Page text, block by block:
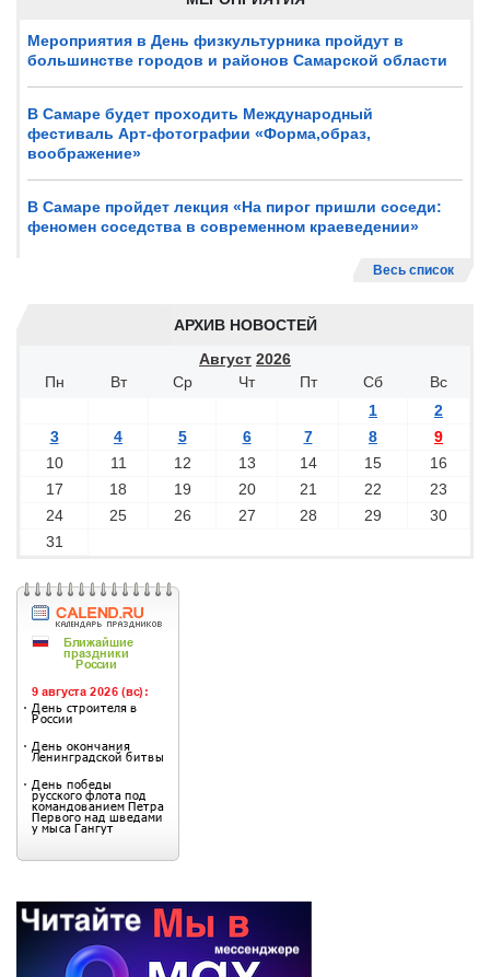
Мероприятия в День физкультурника пройдут в
большинстве городов и районов Самарской области
В Самаре будет проходить Международный
фестиваль Арт-фотографии «Форма,образ,
воображение»
В Самаре пройдет лекция «На пирог пришли соседи:
феномен соседства в современном краеведении»
Весь список
АРХИВ НОВОСТЕЙ
Август 2026
Пн
Вт Ср Чт Пт Сб
Вс
1
2
3
4 5 6 7 8
9
10
11 12 13 14 15
16
17
18 19 20 21 22
23
24
25 26 27 28 29
30
31